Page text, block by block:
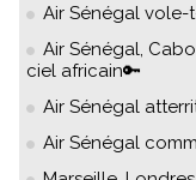
Air Sénégal vole-
Air Sénégal,
ciel africain🔑
Air Sénégal
Air Sénégal